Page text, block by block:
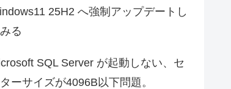
25H2 へ強制アップデートし
る
SQL Server が起動しない、セ
ーサイズが4096B以下問題。